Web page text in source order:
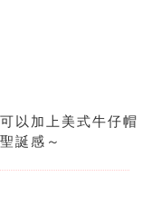
以加上美式牛仔帽
誕感～